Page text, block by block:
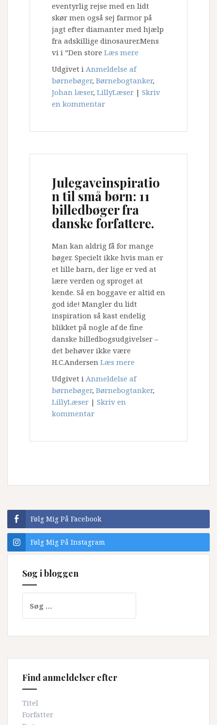
eventyrlig rejse med en lidt
skør men også sej farmor på
jagt efter diamanter med hjælp
fra adskillige dinosaurer.Mens
vi i ”Den store Læs mere
Udgivet i Anmeldelse af
børnebøger, Børnebogtanker,
Johan læser, LillyLæser | Skriv
en kommentar
Julegaveinspiratio
n til små børn: 11
billedbøger fra
danske forfattere.
Man kan aldrig få for mange
bøger. Specielt ikke hvis man er
et lille barn, der lige er ved at
lære verden og sproget at
kende. Så en boggave er altid en
god ide! Mangler du lidt
inspiration så kast endelig
blikket på nogle af de fine
danske billedbogsudgivelser –
det behøver ikke være
H.C.Andersen Læs mere
Udgivet i Anmeldelse af
børnebøger, Børnebogtanker,
LillyLæser | Skriv en
kommentar
Følg Mig På Facebook
Følg Mig På Instagram
Søg i bloggen
efter:
Find anmeldelser efter
Titel
Forfatter